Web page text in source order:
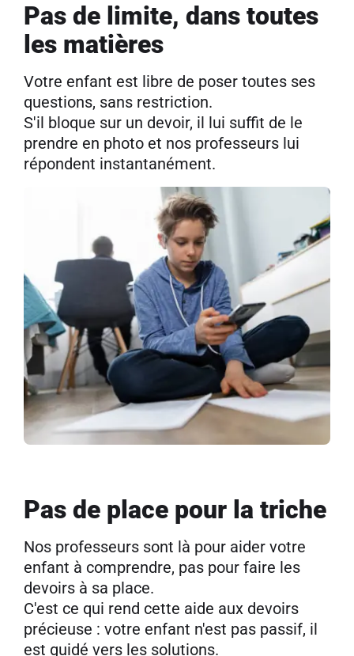
Pas de limite, dans toutes
les matières
Votre enfant est libre de poser toutes ses
questions, sans restriction.
S'il bloque sur un devoir, il lui suffit de le
prendre en photo et nos professeurs lui
répondent instantanément.
Pas de place pour la triche
Nos professeurs sont là pour aider votre
enfant à comprendre, pas pour faire les
devoirs à sa place.
C'est ce qui rend cette aide aux devoirs
précieuse : votre enfant n'est pas passif, il
est guidé vers les solutions.